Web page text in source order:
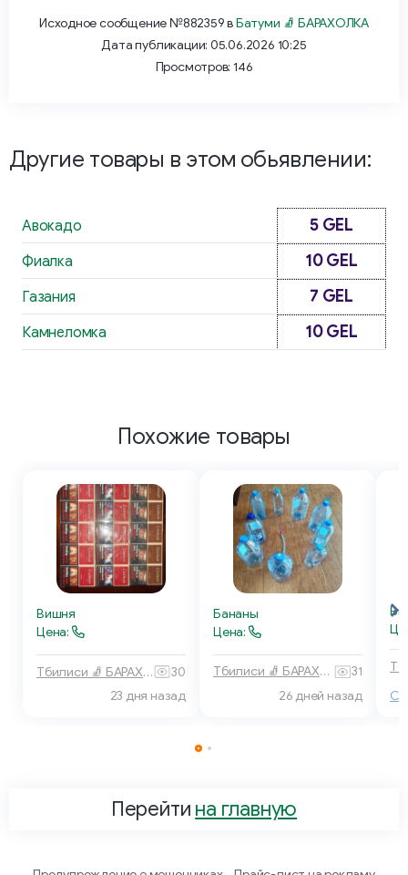
Исходное сообщение №882359 вБатуми 🧦 БАРАХОЛКА
Дата публикации: 05.06.2026 10:25
Просмотров: 146
Другие товары в этом обьявлении:
Авокадо 5 GEL
Фиалка 10 GEL
Газания 7 GEL
Камнеломка 10 GEL
Похожие товары
Вишня
Цена:
Тбилиси 🧦 БАРАХОЛКА
30
23 дня назад
Бананы
Цена:
Тбилиси 🧦 БАРАХОЛКА
31
26 дней назад
Перейти на главную